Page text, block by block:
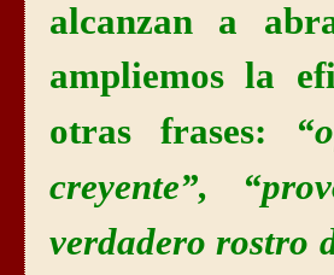
alcanzan a
ampliemos la
otras frases: “
creyente”, “
verdadero rostro